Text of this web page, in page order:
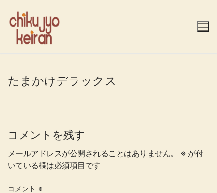
たまかけデラックス
コメントを残す
メールアドレスが公開されることはありません。 ※ が付
いている欄は必須項目です
コメント ※